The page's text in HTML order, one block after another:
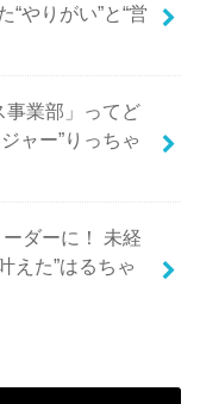
やりがい”と“営
事業部」ってど
ャー”りっちゃ
ダーに！ 未経
えた”はるちゃ